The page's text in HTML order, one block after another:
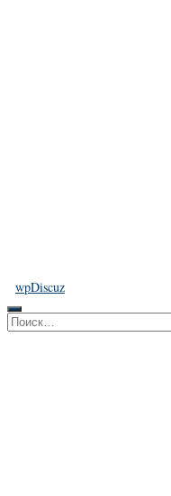
wpDiscuz
Найти: